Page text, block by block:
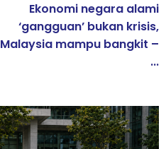
Ekonomi negara alami
‘gangguan’ bukan krisis,
Malaysia mampu bangkit –
...